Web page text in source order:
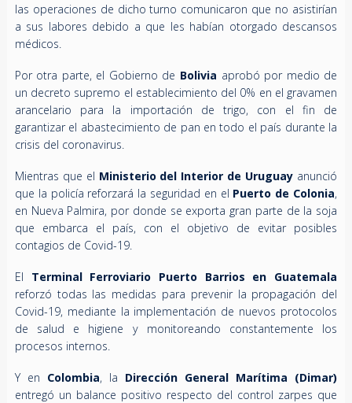
las operaciones de dicho turno comunicaron que no asistirían
a sus labores debido a que les habían otorgado descansos
médicos.
Por otra parte, el Gobierno de Bolivia aprobó por medio de
un decreto supremo el establecimiento del 0% en el gravamen
arancelario para la importación de trigo, con el fin de
garantizar el abastecimiento de pan en todo el país durante la
crisis del coronavirus.
Mientras que el Ministerio del Interior de Uruguay anunció
que la policía reforzará la seguridad en el Puerto de Colonia,
en Nueva Palmira, por donde se exporta gran parte de la soja
que embarca el país, con el objetivo de evitar posibles
contagios de Covid-19.
El Terminal Ferroviario Puerto Barrios en Guatemala
reforzó todas las medidas para prevenir la propagación del
Covid-19, mediante la implementación de nuevos protocolos
de salud e higiene y monitoreando constantemente los
procesos internos.
Y en Colombia, la Dirección General Marítima (Dimar)
entregó un balance positivo respecto del control zarpes que